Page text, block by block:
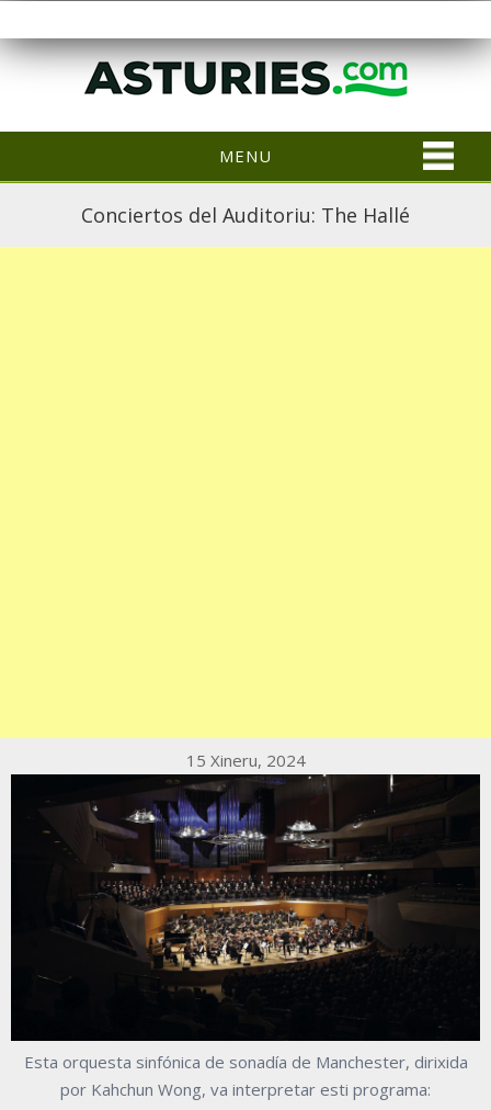
MENU
Conciertos del Auditoriu: The Hallé
15 Xineru, 2024
Esta orquesta sinfónica de sonadía de Manchester, dirixida
por Kahchun Wong, va interpretar esti programa: